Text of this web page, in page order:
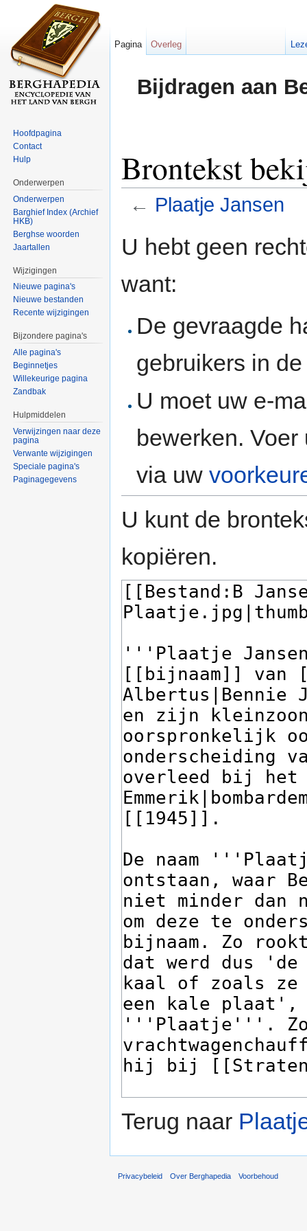
Bijdragen aan
Brontekst
← Plaatje Jansen
U hebt geen
want:
De gevraagde
gebruikers in
U moet uw e-
bewerken.
via uw
U kunt de
kopiëren.
Terug naar
Pagina Overleg
Hoofdpagina
Contact
Hulp
Onderwerpen
Onderwerpen
Barghief Index (Archief
HKB)
Berghse woorden
Jaartallen
Wijzigingen
Nieuwe pagina's
Nieuwe bestanden
Recente wijzigingen
Bijzondere pagina's
Alle pagina's
Beginnetjes
Willekeurige pagina
Zandbak
Hulpmiddelen
Verwijzingen naar deze
pagina
Verwante wijzigingen
Speciale pagina's
Paginagegevens
Privacybeleid Over Berghapedia Voorbehoud